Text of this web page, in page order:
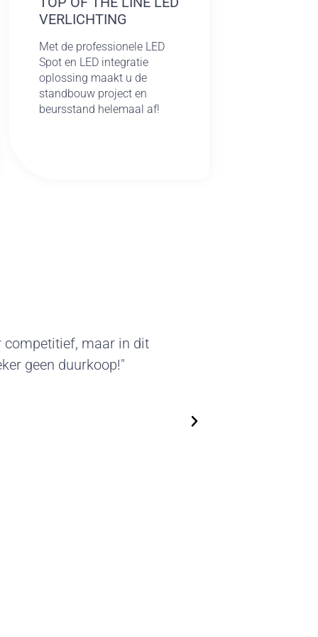
VERLICHTING
Met de professionele LED
Spot en LED integratie
oplossing maakt u de
standbouw project en
beursstand helemaal af!
van deze standbouw sprak
beursstands kunnen we